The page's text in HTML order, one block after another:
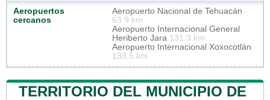
Aeropuertos
cercanos
Aeropuerto Nacional de Tehuacán
63.9 km
Aeropuerto Internacional General
Heriberto Jara 131.3 km
Aeropuerto Internacional Xoxocotlán
133.5 km
TERRITORIO DEL MUNICIPIO DE